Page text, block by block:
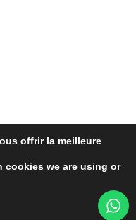
offrir la meilleure
cookies we are using or